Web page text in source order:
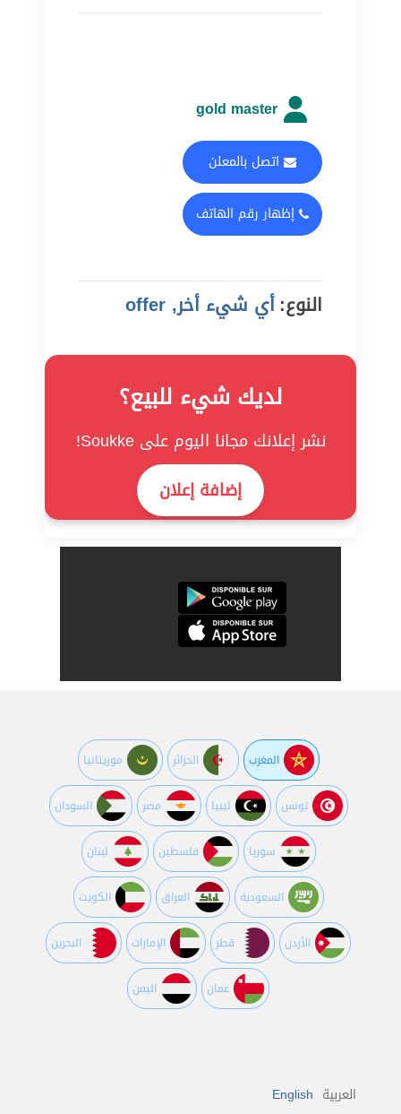
gold master
اتصل بالمعلن
إظهار رقم الهاتف
النوع:أي شيء أخر, offer
لديك شيء للبيع؟
نشر إعلانك مجانا اليوم على Soukke!
إضافة إعلان
المغرب الجزائر موريتانيا
تونس ليبيا مصر السودان
سوريا فلسطين لبنان
السعودية العراق الكويت
اﻷردن قطر اﻹمارات البحرين
عمان اليمن
العربية English